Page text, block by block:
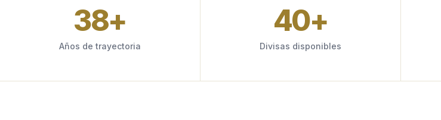
38+
Años de trayectoria
40+
Divisas disponibles